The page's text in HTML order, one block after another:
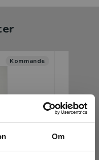
Om
Kommande
Modern